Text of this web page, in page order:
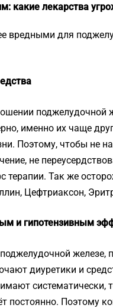
какие лекарства
вредными для
поджелудочной
именно их чаще
Поэтому, чтобы не
не
терапии. Так же
Цефтриаксон,
и гипотензивным
железе,
диуретики и
постоянно. Поэтому